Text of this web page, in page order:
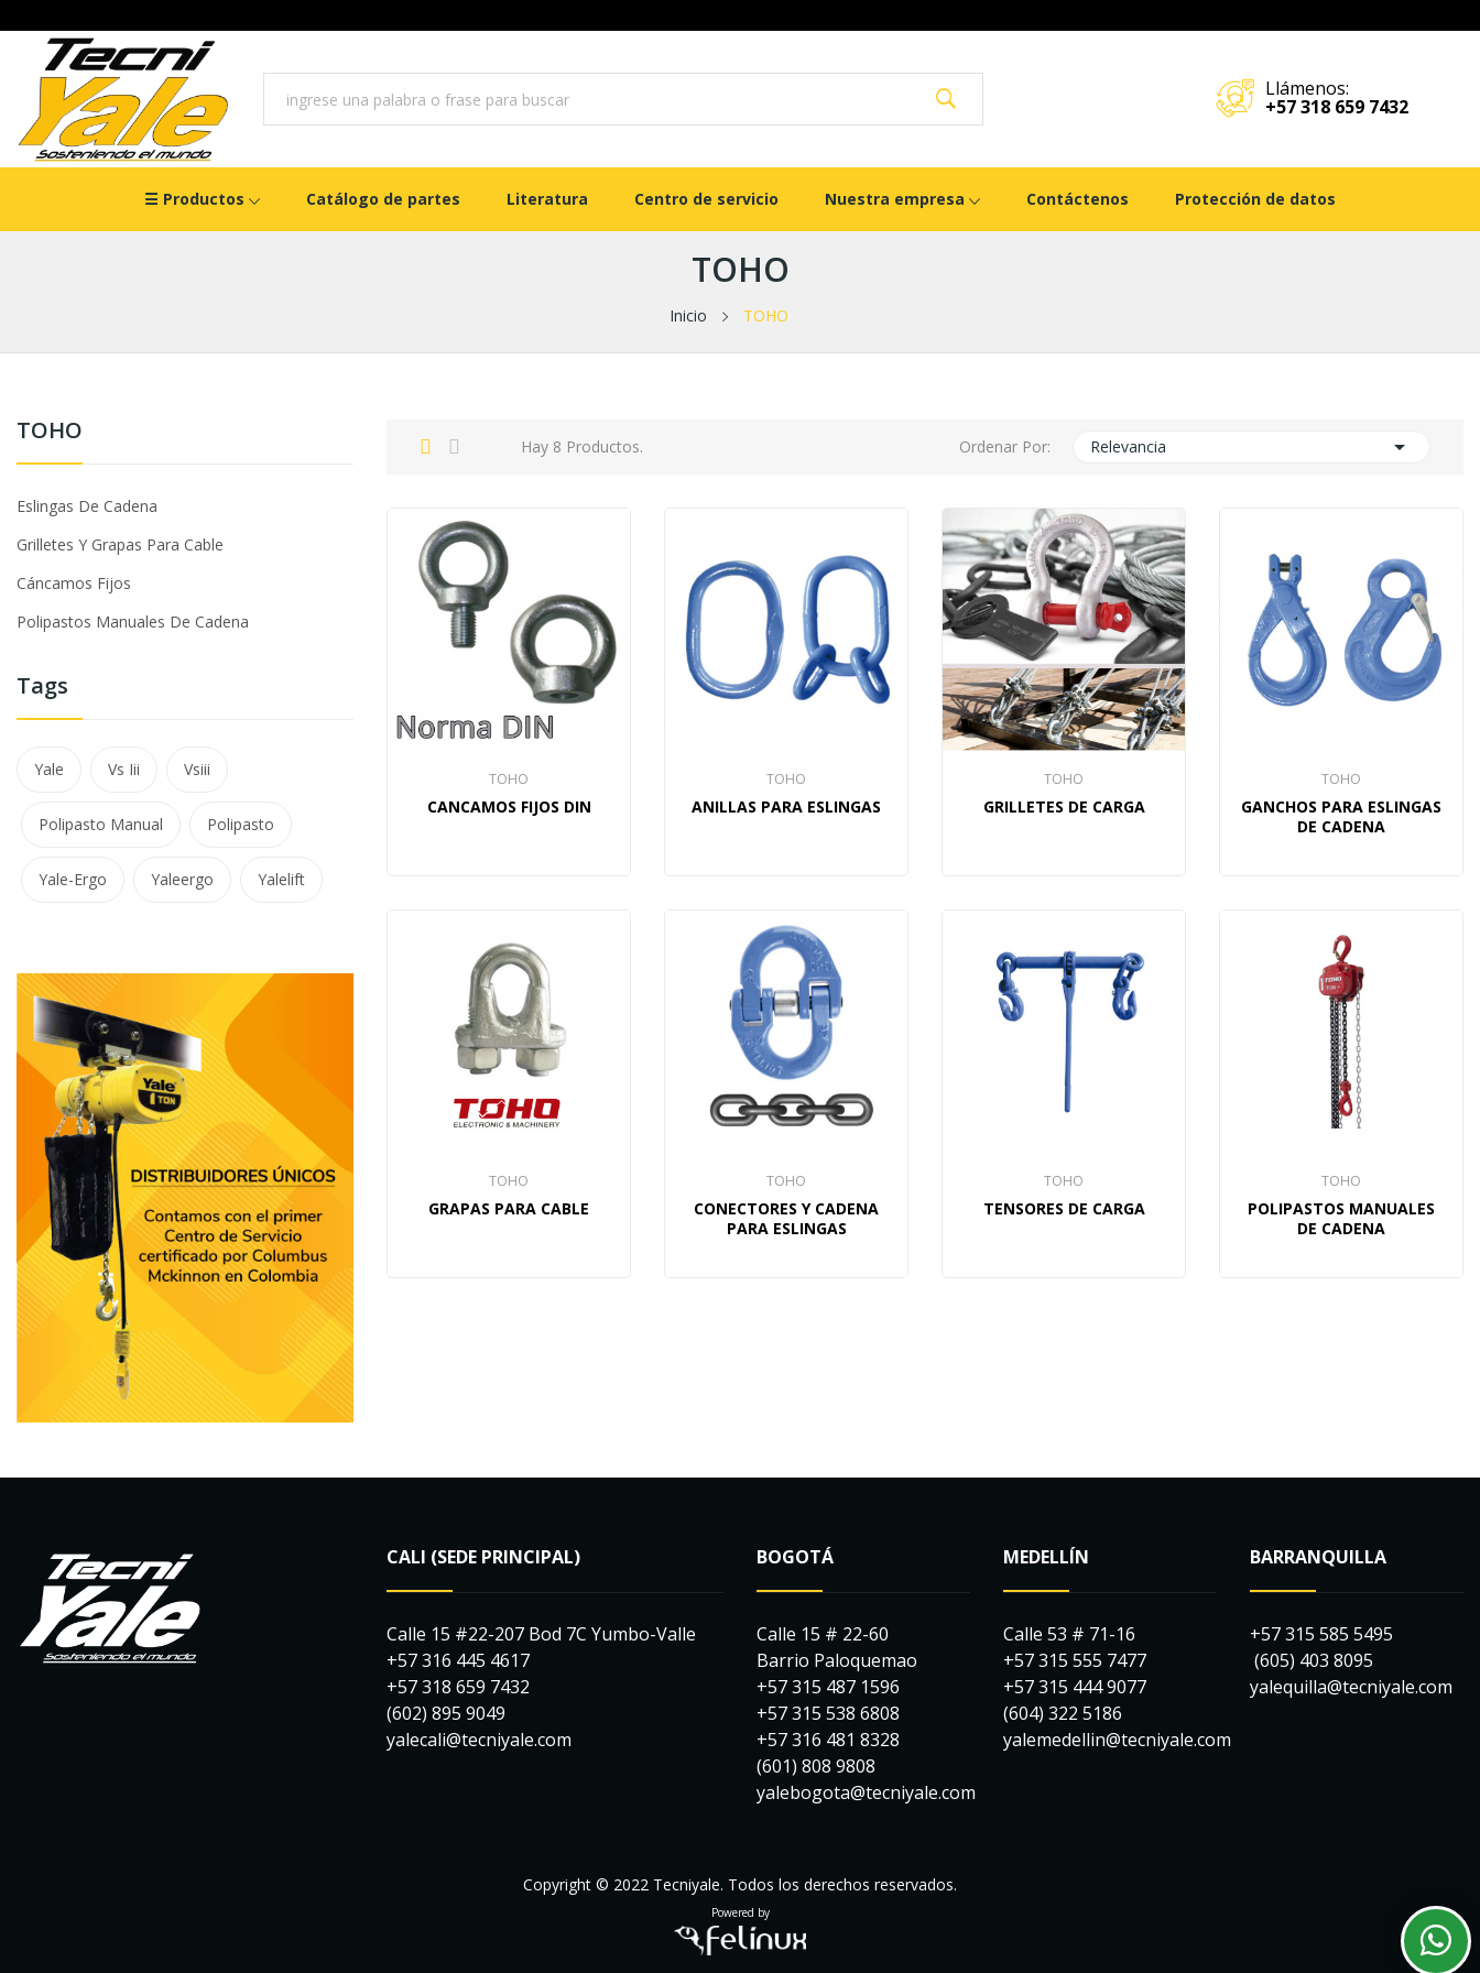
Llámenos:
+57 318 659 7432
☰ Productos Catálogo de partes Literatura Centro de servicio Nuestra empresa Contáctenos Protección de datos
TOHO
Inicio TOHO
TOHO
Eslingas De Cadena
Grilletes Y Grapas Para Cable
Cáncamos Fijos
Polipastos Manuales De Cadena
Tags
Yale Vs Iii Vsiii
Polipasto Manual Polipasto
Yale-Ergo Yaleergo Yalelift
Hay 8 Productos. Ordenar Por: Relevancia 
TOHO
CANCAMOS FIJOS DIN
TOHO
ANILLAS PARA ESLINGAS
TOHO
GRILLETES DE CARGA
TOHO
GANCHOS PARA ESLINGAS
DE CADENA
TOHO
GRAPAS PARA CABLE
TOHO
CONECTORES Y CADENA
PARA ESLINGAS
TOHO
TENSORES DE CARGA
TOHO
POLIPASTOS MANUALES
DE CADENA
CALI (SEDE PRINCIPAL)
Calle 15 #22-207 Bod 7C Yumbo-Valle
+57 316 445 4617
+57 318 659 7432
(602) 895 9049
yalecali@tecniyale.com
BOGOTÁ
Calle 15 # 22-60
Barrio Paloquemao
+57 315 487 1596
+57 315 538 6808
+57 316 481 8328
(601) 808 9808
yalebogota@tecniyale.com
MEDELLÍN
Calle 53 # 71-16
+57 315 555 7477
+57 315 444 9077
(604) 322 5186
yalemedellin@tecniyale.com
BARRANQUILLA
+57 315 585 5495
(605) 403 8095
yalequilla@tecniyale.com
Copyright © 2022 Tecniyale. Todos los derechos reservados.
Powered by